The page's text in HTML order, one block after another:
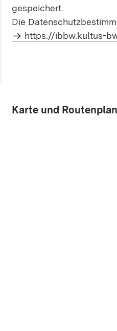
gespeichert.
Die
https://ibbw.kultus-
Karte und